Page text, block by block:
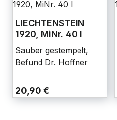
LIECHTENSTEIN
1920, MiNr. 40 I
Sauber gestempelt,
Befund Dr. Hoffner
20,90 €